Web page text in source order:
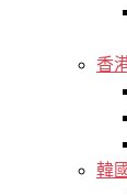
香
韓國